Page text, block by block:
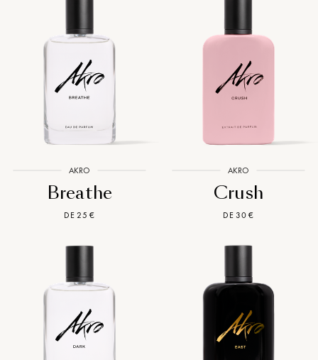
AKRO
Breathe
DE 25 €
AKRO
Crush
DE 30 €